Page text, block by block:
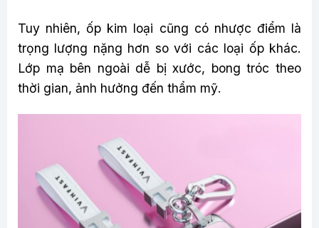
Tuy nhiên, ốp kim loại cũng có nhược điểm là
trọng lượng nặng hơn so với các loại ốp khác.
Lớp mạ bên ngoài dễ bị xước, bong tróc theo
thời gian, ảnh hưởng đến thẩm mỹ.